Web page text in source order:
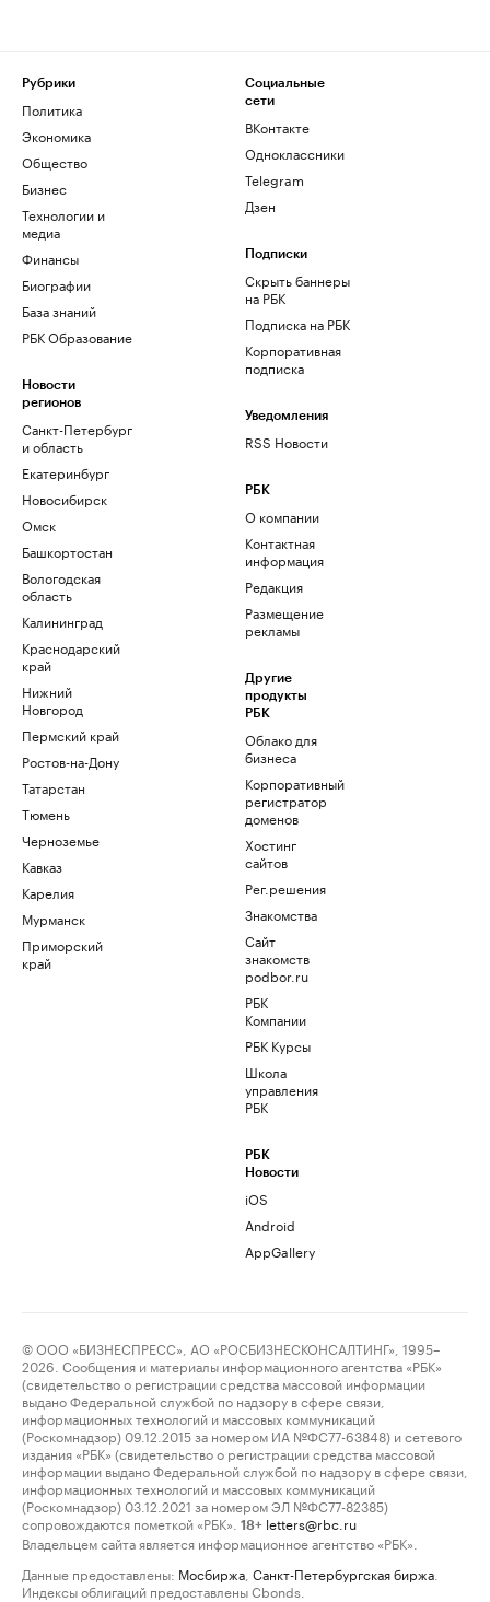
Рубрики
Политика
Экономика
Общество
Бизнес
Технологии и
медиа
Финансы
Биографии
База знаний
РБК Образование
Новости
регионов
Санкт-Петербург
и область
Екатеринбург
Новосибирск
Омск
Башкортостан
Вологодская
область
Калининград
Краснодарский
край
Нижний
Новгород
Пермский край
Ростов-на-Дону
Татарстан
Тюмень
Черноземье
Кавказ
Карелия
Мурманск
Приморский
край
Социальные
сети
ВКонтакте
Одноклассники
Telegram
Дзен
Подписки
Скрыть баннеры
на РБК
Подписка на РБК
Корпоративная
подписка
Уведомления
RSS Новости
РБК
О компании
Контактная
информация
Редакция
Размещение
рекламы
Другие
продукты
РБК
Облако для
бизнеса
Корпоративный
регистратор
доменов
Хостинг
сайтов
Рег.решения
Знакомства
Сайт
знакомств
podbor.ru
РБК
Компании
РБК Курсы
Школа
управления
РБК
РБК
Новости
iOS
Android
AppGallery
© ООО «БИЗНЕСПРЕСС», АО «РОСБИЗНЕСКОНСАЛТИНГ», 1995–
2026. Сообщения и материалы информационного агентства «РБК»
(свидетельство о регистрации средства массовой информации
выдано Федеральной службой по надзору в сфере связи,
информационных технологий и массовых коммуникаций
(Роскомнадзор) 09.12.2015 за номером ИА №ФС77-63848) и сетевого
издания «РБК» (свидетельство о регистрации средства массовой
информации выдано Федеральной службой по надзору в сфере связи,
информационных технологий и массовых коммуникаций
(Роскомнадзор) 03.12.2021 за номером ЭЛ №ФС77-82385)
сопровождаются пометкой «РБК».
18+ letters@rbc.ru
Владельцем сайта является информационное агентство «РБК».
Данные предоставлены: Мосбиржа Санкт-Петербургская биржа
Индексы облигаций предоставлены Cbonds.